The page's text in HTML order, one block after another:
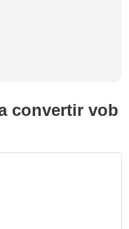
convertir vob